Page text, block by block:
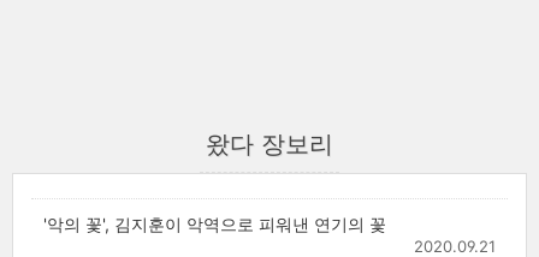
왔다 장보리
'악의 꽃', 김지훈이 악역으로 피워낸 연기의 꽃
2020.09.21